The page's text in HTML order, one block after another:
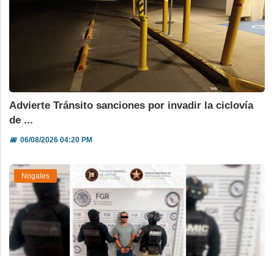
Advierte Tránsito sanciones por invadir la ciclovía
de ...
📅06/08/2026 04:20 PM
Nogales